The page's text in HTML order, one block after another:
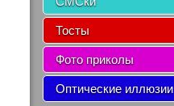
Тосты
Фото приколы
Оптические иллюзии